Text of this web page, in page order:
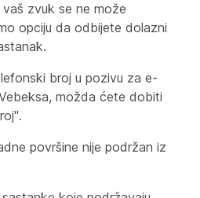
zvuk se ne može
opciju da odbijete dolazni
broj u pozivu za e-
možda ćete dobiti
površine nije podržan iz